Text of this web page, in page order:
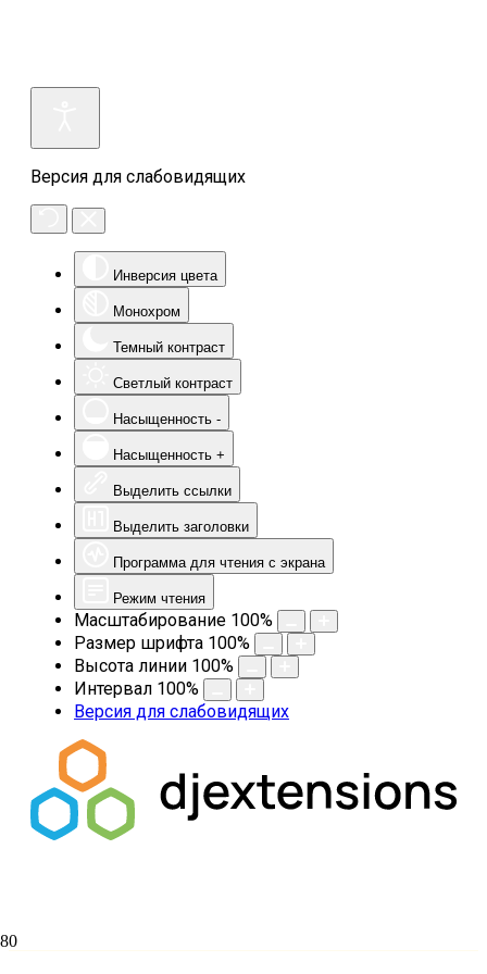
Версия для слабовидящих
Инверсия цвета
Монохром
Темный контраст
Светлый контраст
Насыщенность -
Насыщенность +
Выделить ссылки
Выделить заголовки
Программа для чтения с экрана
Режим чтения
Масштабирование 100%
Размер шрифта 100%
Высота линии 100%
Интервал 100%
Версия для слабовидящих